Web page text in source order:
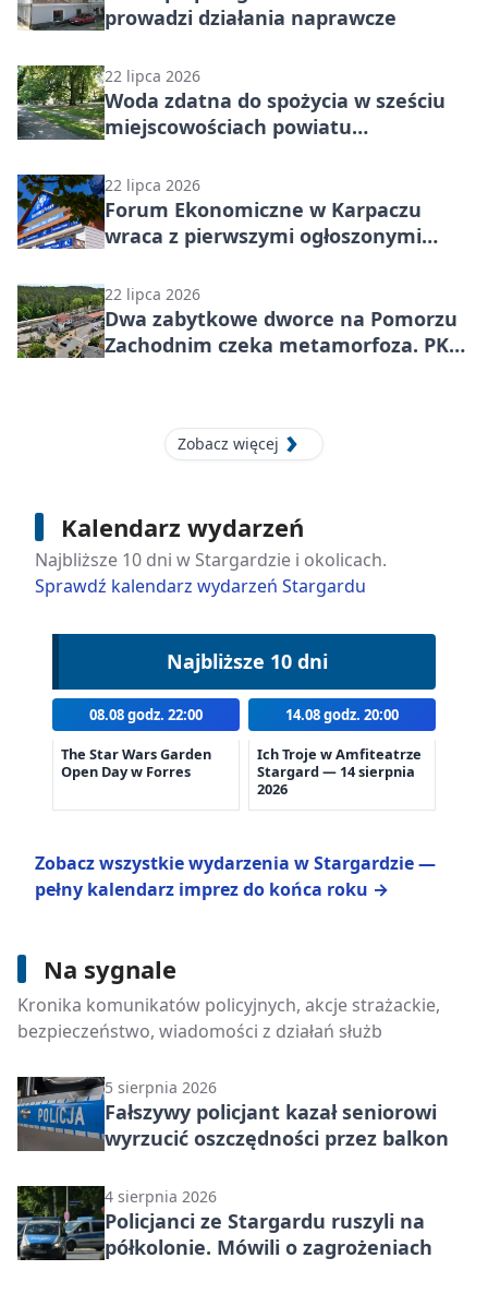
prowadzi działania naprawcze
22 lipca 2026
Woda zdatna do spożycia w sześciu
miejscowościach powiatu
22 lipca 2026
Forum Ekonomiczne w Karpaczu
wraca z pierwszymi ogłoszonymi
zapisów
22 lipca 2026
Dwa zabytkowe dworce na Pomorzu
Zachodnim czeka metamorfoza. PKP
Zobacz więcej
Kalendarz wydarzeń
Najbliższe 10 dni w Stargardzie i okolicach.
Sprawdź kalendarz wydarzeń Stargardu
Najbliższe 10 dni
08.08 godz. 22:00
The Star Wars Garden
Open Day w Forres
14.08 godz. 20:00
Ich Troje w Amfiteatrze
Stargard — 14 sierpnia
2026
Zobacz wszystkie wydarzenia w Stargardzie —
pełny kalendarz imprez do końca roku →
Na sygnale
Kronika komunikatów policyjnych, akcje strażackie,
bezpieczeństwo, wiadomości z działań służb
6 sierpnia 2026
Ciężarówki pod lupą policjantów w
Stargardzie. Sprawdzają tachografy
5 sierpnia 2026
Fałszywy policjant kazał seniorowi
wyrzucić oszczędności przez balkon
4 sierpnia 2026
Policjanci ze Stargardu ruszyli na
półkolonie. Mówili o zagrożeniach